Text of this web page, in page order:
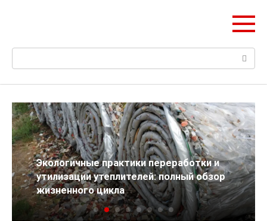
Поиск:
Экологичные практики переработки и
утилизации утеплителей: полный обзор
жизненного цикла